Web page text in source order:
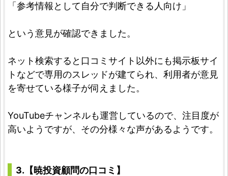
「参考情報として自分で判断できる人向け」
という意見が確認できました。
ネット検索すると口コミサイト以外にも掲示板サイ
トなどで専用のスレッドが建てられ、利用者が意見
を寄せている様子が伺えました。
YouTubeチャンネルも運営しているので、注目度が
高いようですが、その分様々な声があるようです。
3.【暁投資顧問の口コミ】